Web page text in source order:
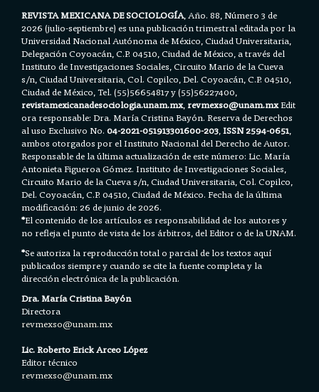
REVISTA MEXICANA DE SOCIOLOGÍA, Año. 88, Número 3 de
2026 (julio-septiembre) es una publicación trimestral editada por la
Universidad Nacional Autónoma de México, Ciudad Universitaria,
Delegación Coyoacán, C.P. 04510, Ciudad de México, a través del
Instituto de Investigaciones Sociales, Circuito Mario de la Cueva
s/n, Ciudad Universitaria, Col. Copilco, Del. Coyoacán, C.P. 04510,
Ciudad de México, Tel. (55)56654817 y (55)56227400,
revistamexicanadesociologia.unam.mx,revmexso@unam.mxEdit
ora responsable: Dra. María Cristina Bayón. Reserva de Derechos
al uso Exclusivo No.04-2021-051913301600-203,ISSN 2594-0651,
ambos otorgados por el Instituto Nacional del Derecho de Autor.
Responsable de la última actualización de este número: Lic. María
Antonieta Figueroa Gómez. Instituto de Investigaciones Sociales,
Circuito Mario de la Cueva s/n, Ciudad Universitaria, Col. Copilco,
Del. Coyoacán, C.P. 04510, Ciudad de México. Fecha de la última
modificación: 26 de junio de 2026.
*El contenido de los artículos es responsabilidad de los autores y
no refleja el punto de vista de los árbitros, del Editor o de la UNAM.
*Se autoriza la reproducción total o parcial de los textos aquí
publicados siempre y cuando se cite la fuente completa y la
dirección electrónica de la publicación.
Dra. María Cristina Bayón
Directora
revmexso@unam.mx
Lic. Roberto Erick Arceo López
Editor técnico
revmexso@unam.mx